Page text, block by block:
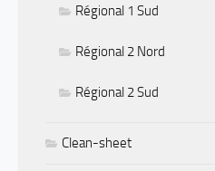
Régional 1 Sud
Régional 2 Nord
Régional 2 Sud
Clean-sheet